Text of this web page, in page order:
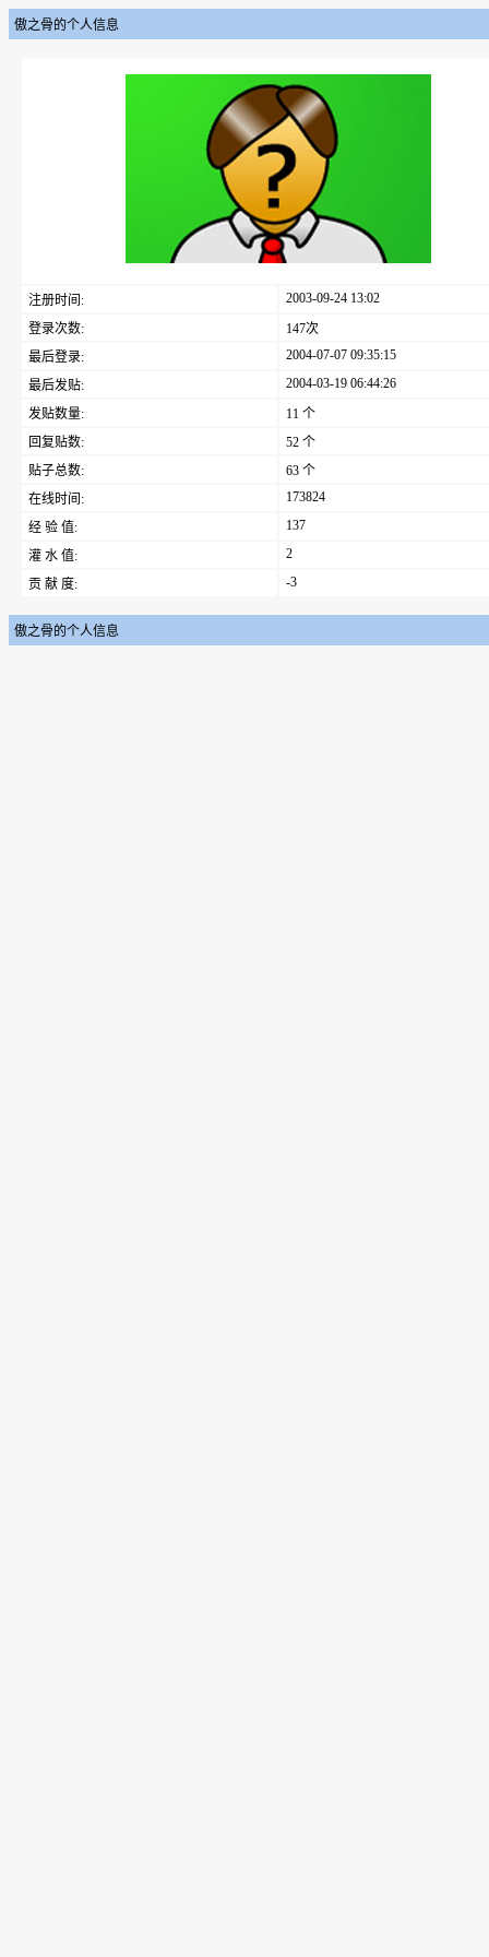
傲之骨的个人信息
注册时间:
2003-09-24 13:02
登录次数:
147次
最后登录:
2004-07-07 09:35:15
最后发贴:
2004-03-19 06:44:26
发贴数量:
11 个
回复贴数:
52 个
贴子总数:
63 个
在线时间:
173824
经 验 值:
137
灌 水 值:
2
贡 献 度:
-3
傲之骨的个人信息